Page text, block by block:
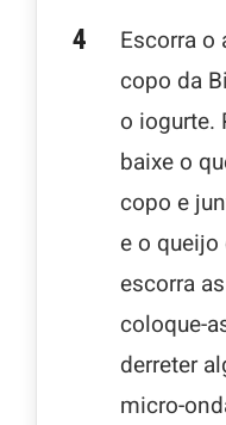
Escorra o
copo da
o iogurte.
baixe o
copo e
e o
escorra
coloque-
derreter
micro-